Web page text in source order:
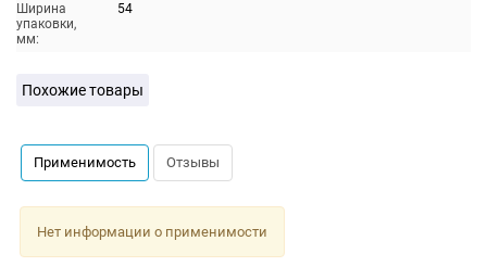
Ширина
упаковки,
мм:
54
Похожие товары
Применимость Отзывы
Нет информации о применимости